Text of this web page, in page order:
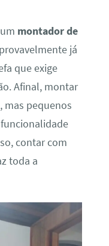
montador de
já
que exige
Afinal, montar
mas pequenos
contar com
toda a